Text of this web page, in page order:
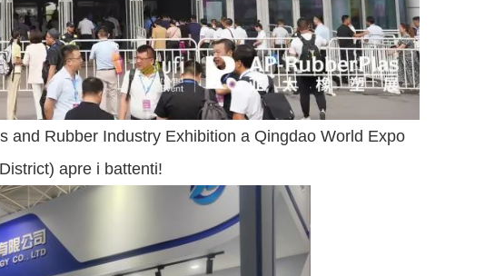
and Rubber Industry Exhibition a Qingdao World Expo
apre i battenti!